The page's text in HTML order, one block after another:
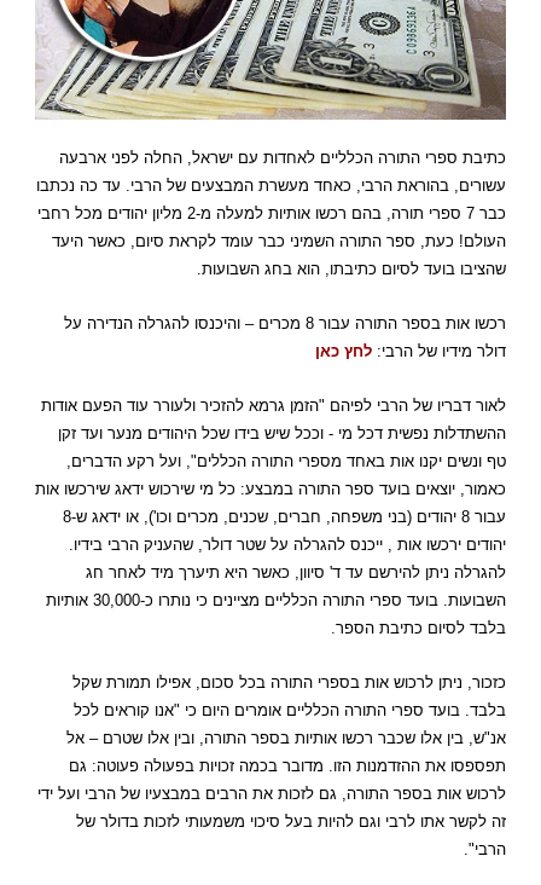
כתיבת ספרי התורה הכלליים לאחדות עם ישראל, החלה לפני ארבעה
עשורים, בהוראת הרבי, כאחד מעשרת המבצעים של הרבי. עד כה נכתבו
כבר 7 ספרי תורה, בהם רכשו אותיות למעלה מ-2 מליון יהודים מכל רחבי
העולם! כעת, ספר התורה השמיני כבר עומד לקראת סיום, כאשר היעד
שהציבו בועד לסיום כתיבתו, הוא בחג השבועות.
רכשו אות בספר התורה עבור 8 מכרים – והיכנסו להגרלה הנדירה על
דולר מידיו של הרבי: לחץ כאן
לאור דבריו של הרבי לפיהם "הזמן גרמא להזכיר ולעורר עוד הפעם אודות
ההשתדלות נפשית דכל מי - וככל שיש בידו שכל היהודים מנער ועד זקן
טף ונשים יקנו אות באחד מספרי התורה הכללים", ועל רקע הדברים,
כאמור, יוצאים בועד ספר התורה במבצע: כל מי שירכוש ידאג שירכשו אות
עבור 8 יהודים (בני משפחה, חברים, שכנים, מכרים וכו'), או ידאג ש-8
יהודים ירכשו אות , ייכנס להגרלה על שטר דולר, שהעניק הרבי בידיו.
להגרלה ניתן להירשם עד ד' סיוון, כאשר היא תיערך מיד לאחר חג
השבועות. בועד ספרי התורה הכלליים מציינים כי נותרו כ-30,000 אותיות
בלבד לסיום כתיבת הספר.
כזכור, ניתן לרכוש אות בספרי התורה בכל סכום, אפילו תמורת שקל
בלבד. בועד ספרי התורה הכלליים אומרים היום כי "אנו קוראים לכל
אנ"ש, בין אלו שכבר רכשו אותיות בספר התורה, ובין אלו שטרם – אל
תפספסו את ההזדמנות הזו. מדובר בכמה זכויות בפעולה פעוטה: גם
לרכוש אות בספר התורה, גם לזכות את הרבים במבצעיו של הרבי ועל ידי
זה לקשר אתו לרבי וגם להיות בעל סיכוי משמעותי לזכות בדולר של
הרבי".